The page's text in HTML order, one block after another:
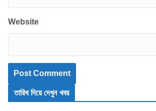
Website
তারিখ দিয়ে দেখুন খবর